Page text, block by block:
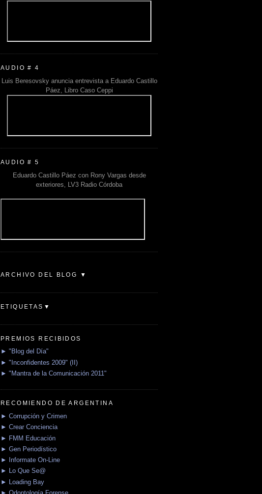
AUDIO # 4
Luis Beresovsky anuncia entrevista a Eduardo Castillo
Páez, Libro Caso Ceppi
AUDIO # 5
Eduardo Castillo Páez con Rony Vargas desde
exteriores, LV3 Radio Córdoba
ARCHIVO DEL BLOG ▼
ETIQUETAS▼
PREMIOS RECIBIDOS
► "Blog del Día"
► "Inconfidentes 2009" (II)
► "Mantra de la Comunicación 2011"
RECOMIENDO DE ARGENTINA
► Corrupción y Crimen
► Crear Conciencia
► FMM Educación
► Gen Periodístico
► Informate On-Line
► Lo Que Se@
► Loading Bay